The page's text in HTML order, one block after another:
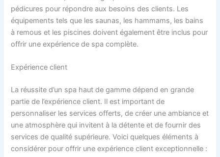
pédicures pour répondre aux besoins des clients. Les
équipements tels que les saunas, les hammams, les bains
à remous et les piscines doivent également être inclus pour
offrir une expérience de spa complète.
Expérience client
La réussite d’un spa haut de gamme dépend en grande
partie de l’expérience client. Il est important de
personnaliser les services offerts, de créer une ambiance et
une atmosphère qui invitent à la détente et de fournir des
services de qualité supérieure. Voici quelques éléments à
considérer pour offrir une expérience client exceptionnelle :